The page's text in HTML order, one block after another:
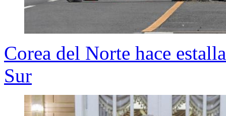
Corea del Norte hace
Sur